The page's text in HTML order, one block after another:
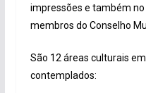
impressões e também
membros do Conselho
São 12 áreas culturais
contemplados: